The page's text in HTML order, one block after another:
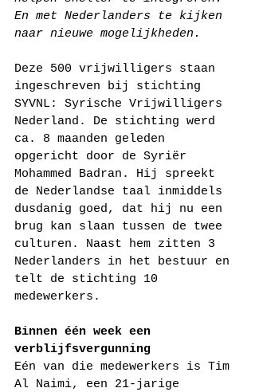
En met Nederlanders te kijken
naar nieuwe mogelijkheden.
Deze 500 vrijwilligers staan
ingeschreven bij stichting
SYVNL: Syrische Vrijwilligers
Nederland. De stichting werd
ca. 8 maanden geleden
opgericht door de Syriër
Mohammed Badran. Hij spreekt
de Nederlandse taal inmiddels
dusdanig goed, dat hij nu een
brug kan slaan tussen de twee
culturen. Naast hem zitten 3
Nederlanders in het bestuur en
telt de stichting 10
medewerkers.
Binnen één week een
verblijfsvergunning
Eén van die medewerkers is Tim
Al Naimi, een 21-jarige